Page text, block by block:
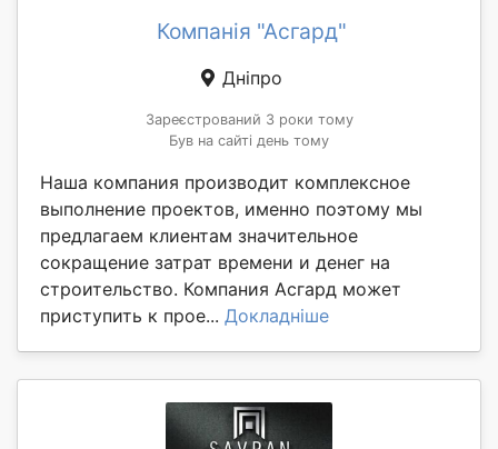
Компанія "Асгард"
Дніпро
Зареєстрований 3 роки тому
Був на сайті день тому
Наша компания производит комплексное
выполнение проектов, именно поэтому мы
предлагаем клиентам значительное
сокращение затрат времени и денег на
строительство. Компания Асгард может
приступить к прое... Докладніше